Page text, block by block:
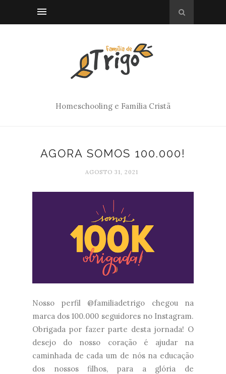
Homeschooling e Família Cristã
AGORA SOMOS 100.000!
AGOSTO 31, 2021
Nosso perfil @familiadetrigo chegou na
marca dos 100.000 seguidores no Instagram.
Obrigada por fazer parte desta jornada! O
desejo do nosso coração é ajudar na
caminhada de cada um de nós na educação
dos nossos filhos, para a glória de